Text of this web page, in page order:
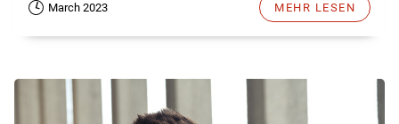
March 2023 MEHR LESEN